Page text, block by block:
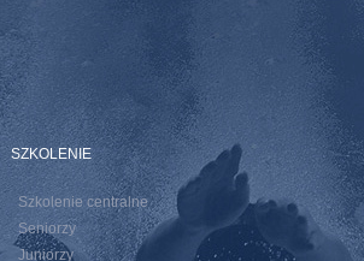
SZKOLENIE
Szkolenie centralne
Seniorzy
Juniorzy